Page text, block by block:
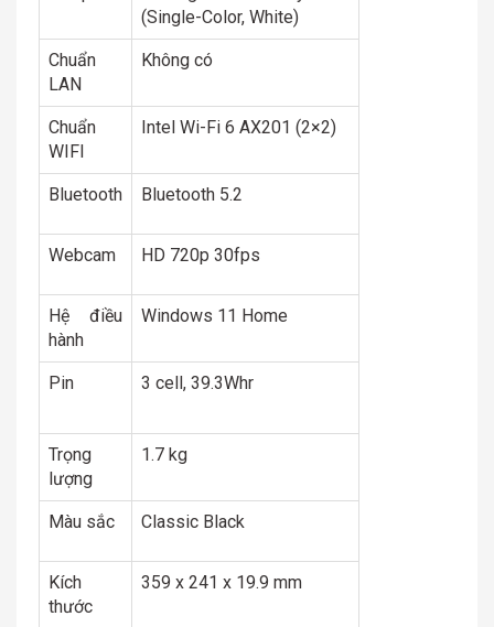
(Single-Color, White)
Chuẩn
LAN
Không có
Chuẩn
WIFI
Intel Wi-Fi 6 AX201 (2×2)
Bluetooth Bluetooth 5.2
Webcam HD 720p 30fps
Hệ điều
hành
Windows 11 Home
Pin 3 cell, 39.3Whr
Trọng
lượng
1.7 kg
Màu sắc Classic Black
Kích
thước
359 x 241 x 19.9 mm